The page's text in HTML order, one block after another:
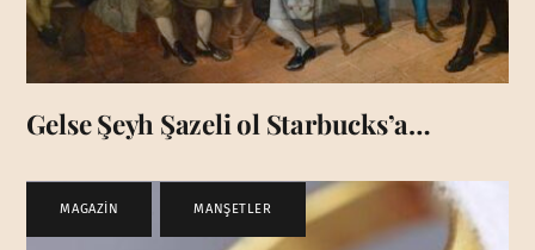
Gelse Şeyh Şazeli ol Starbucks’a…
MAGAZİN MANŞETLER